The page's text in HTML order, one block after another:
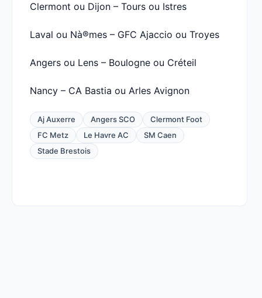
Clermont ou Dijon – Tours ou Istres
Laval ou Nà®mes – GFC Ajaccio ou Troyes
Angers ou Lens – Boulogne ou Créteil
Nancy – CA Bastia ou Arles Avignon
Aj Auxerre Angers SCO
Clermont Foot
FC Metz
Le Havre AC
SM Caen
Stade Brestois